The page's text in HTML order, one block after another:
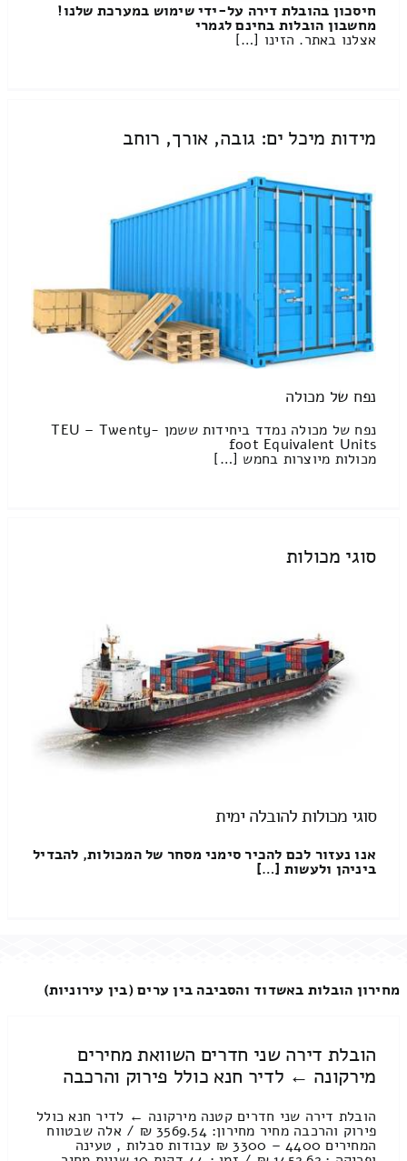
חיסכון בהובלת דירה על-ידי שימוש במערכת שלנו!
מחשבון הובלות בחינם לגמרי
אצלנו באתר. הזינו […]
מידות מיכל ים: גובה, אורך, רוחב
נפח של מכולה
נפח של מכולה נמדד ביחידות ששמן TEU – Twenty-
foot Equivalent Units
מכולות מיוצרות בחמש […]
סוגי מכולות
סוגי מכולות להובלה ימית
אנו נעזור לכם להכיר סימני מסחר של המכולות, להבדיל
ביניהן ולעשות […]
מחירון הובלות באשדוד והסביבה בין ערים (בין עירוניות)
הובלת דירה שני חדרים השוואת מחירים
מירקונה ← לדיר חנא כולל פירוק והרכבה
הובלת דירה שני חדרים קטנה מירקונה ← לדיר חנא כולל
פירוק והרכבה מחיר מחירון: 3569.54 ₪ / אלה שבטווח
המחירים 4400 – 3300 ₪ עבודות סבלות , טעינה